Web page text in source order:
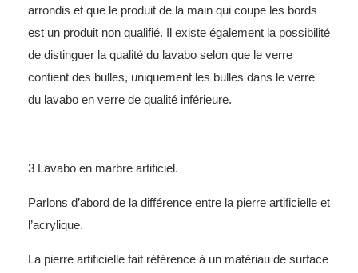
arrondis et que le produit de la main qui coupe les bords
est un produit non qualifié. Il existe également la possibilité
de distinguer la qualité du lavabo selon que le verre
contient des bulles, uniquement les bulles dans le verre
du lavabo en verre de qualité inférieure.
3 Lavabo en marbre artificiel.
Parlons d’abord de la différence entre la pierre artificielle et
l’acrylique.
La pierre artificielle fait référence à un matériau de surface